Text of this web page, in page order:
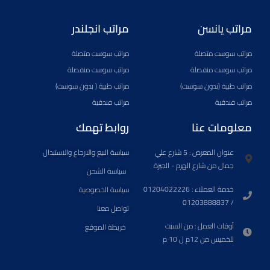
o
k
-
s
q
r
e
g
r
a
m
r
k
e
d
-
مراتب يانسن
مراتب سوست متصلة
مراتب سوست منفصلة
مراتب طبية (بدون سوست)
مراتب فندقية
مراتب انجلندر
مراتب سوست متصلة
مراتب سوست منفصلة
مراتب طبية ( بدون سوست)
مراتب فندقية
معلومات عنا
عنوان المعرض : 5 شارع علي
جمال من شارع الهرم - الجيزة
خدمة العملاء : 01204022226
/ 01203888837
أوقات العمل : من السبت
للخميس من 12م ل 10 م
روابط تهمك
سياسة البيع والارجاع والاستبدال
سياسة الشحن​
سياسة الخصوصية
تواصل معنا
خريطة الموقع